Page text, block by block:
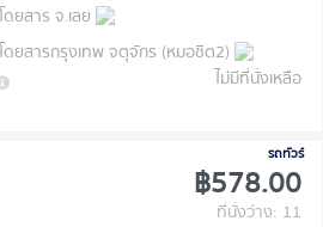
ยสาร จ.เลย
ยสารกรุงเทพ จตุจักร (หมอชิต2)
ไม่มีที่นั่งเหลือ
รถทัวร์
฿578.00
ที่นั่งว่าง: 11